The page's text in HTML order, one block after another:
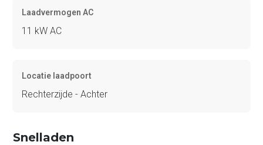
Laadvermogen AC
11 kW AC
Locatie laadpoort
Rechterzijde - Achter
Snelladen